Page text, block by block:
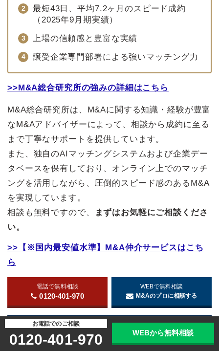
最短43日、平均7.2ヶ月のスピード成約
（2025年9月期実績）
上場の信頼感と豊富な実績
譲受企業専門部署による強いマッチング力
>>M&A総合研究所の強みの詳細はこちら
M&A総合研究所は、M&Aに関する知識・経験が豊富
なM&Aアドバイザーによって、相談から成約に至る
まで丁寧なサポートを提供しています。
また、独自のAIマッチングシステムおよび企業デー
タベースを保有しており、オンライン上でのマッチ
ングを活用しながら、圧倒的スピード感のあるM&A
を実現しています。
相談も無料ですので、
まずはお気軽にご相談くださ
い。
>>【※国内最安値水準】M&A仲介サービスはこち
ら
電話で無料相談
0120-401-970
WEBで無料相談
M&Aのプロに相談する
お電話でのご相談
0120-401-970 WEBから無料相談